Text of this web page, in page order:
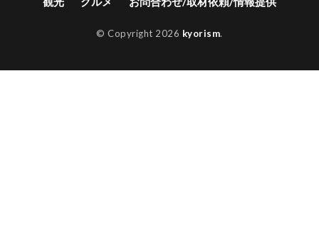
© Copyright 2026 kyorism.